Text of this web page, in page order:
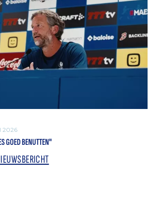
2026
GOED BENUTTEN"